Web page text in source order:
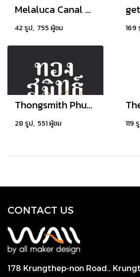
Melaluca Canal Beach Club
42 รูป, 755 ผู้ชม 169
Thongsmith Phuket
28 รูป, 551 ผู้ชม 119
CONTACT US
178 Krungthep-non Road.,